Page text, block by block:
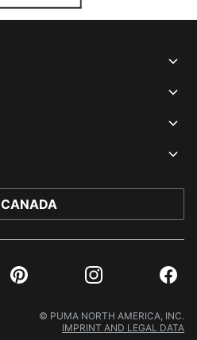
CANADA
Pinterest Instagram
© PUMA NORTH AMERICA, INC.
IMPRINT AND LEGAL DATA